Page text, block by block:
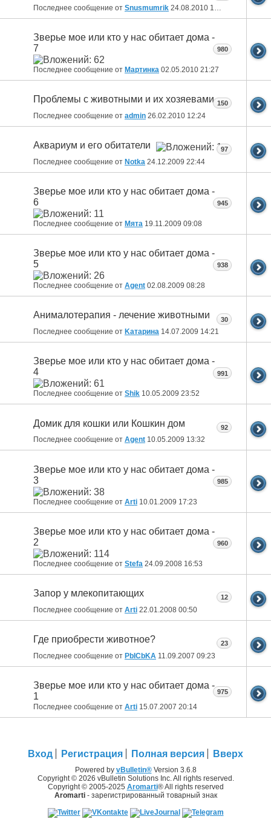
Последнее сообщение от Snusmumrik 24.08.2010 17:03
Зверье мое или кто у нас обитает дома -
7
Последнее сообщение от Мартинка 02.05.2010 21:27
980
Проблемы с животными и их хозяевами
Последнее сообщение от admin 26.02.2010 12:24
150
Аквариум и его обитатели
Последнее сообщение от Notka 24.12.2009 22:44
97
Зверье мое или кто у нас обитает дома -
6
Последнее сообщение от Мята 19.11.2009 09:08
945
Зверье мое или кто у нас обитает дома -
5
Последнее сообщение от Agent 02.08.2009 08:28
938
Анималотерапия - лечение животными
Последнее сообщение от Kатарина 14.07.2009 14:21
30
Зверье мое или кто у нас обитает дома -
4
Последнее сообщение от Shik 10.05.2009 23:52
991
Домик для кошки или Кошкин дом
Последнее сообщение от Agent 10.05.2009 13:32
92
Зверье мое или кто у нас обитает дома -
3
Последнее сообщение от Arti 10.01.2009 17:23
985
Зверье мое или кто у нас обитает дома -
2
Последнее сообщение от Stefa 24.09.2008 16:53
960
Запор у млекопитающих
Последнее сообщение от Arti 22.01.2008 00:50
12
Где приобрести животное?
Последнее сообщение от PbICbKA 11.09.2007 09:23
23
Зверье мое или кто у нас обитает дома -
1
Последнее сообщение от Arti 15.07.2007 20:14
975
Вход Регистрация Полная версия Вверх
Powered by vBulletin®Version 3.6.8
Copyright © 2026 vBulletin Solutions Inc. All rights reserved.
Copyright © 2005-2025 Aromarti® All rights reserved
Aromarti- зарегистрированный товарный знак